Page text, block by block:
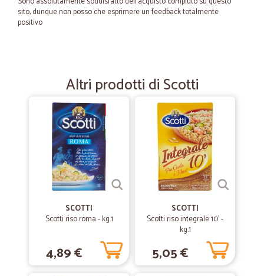
sito, dunque non posso che esprimere un feedback totalmente
positivo
Prezzi onesti e rapidità di consegna
Finalmente ho ritrovato i miei biscotti preferiti a prezzo di
supermercato!!! Consegna velocissima e merce in ottimo stato.
—Tiziano C.
Ottimi prodotti
Ottimi prodotti, arrivati in modo rapido, assistenza totale per qualsiasi
tipo di problema. Tutto perfetto.
Tenuto conto della situazione attuale…
Tenuto conto della situazione attuale per coronavirus, che rende
Altri prodotti di Scotti
SCOTTI
Scotti riso roma - kg.1
4,89 €
SCOTTI
Scotti riso integrale 10' -
kg.1
5,05 €